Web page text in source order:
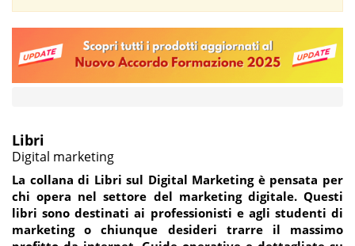
TEMATICHE
Libri
Digital marketing
La collana di Libri sul Digital Marketing è pensata per
chi opera nel settore del marketing digitale. Questi
libri sono destinati ai professionisti e agli studenti di
marketing o chiunque desideri trarre il massimo